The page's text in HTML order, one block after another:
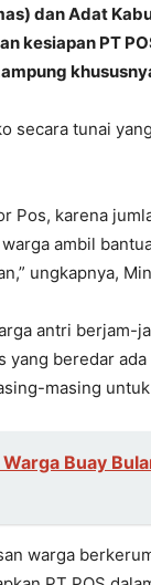
dan Adat
kesiapan PT
secara tunai
Pos, karena
ambil
ungkapnya,
antri berjam-
yang beredar
masing
Buay
warga